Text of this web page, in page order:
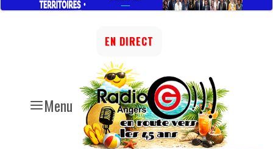
Menu
EN DIRECT